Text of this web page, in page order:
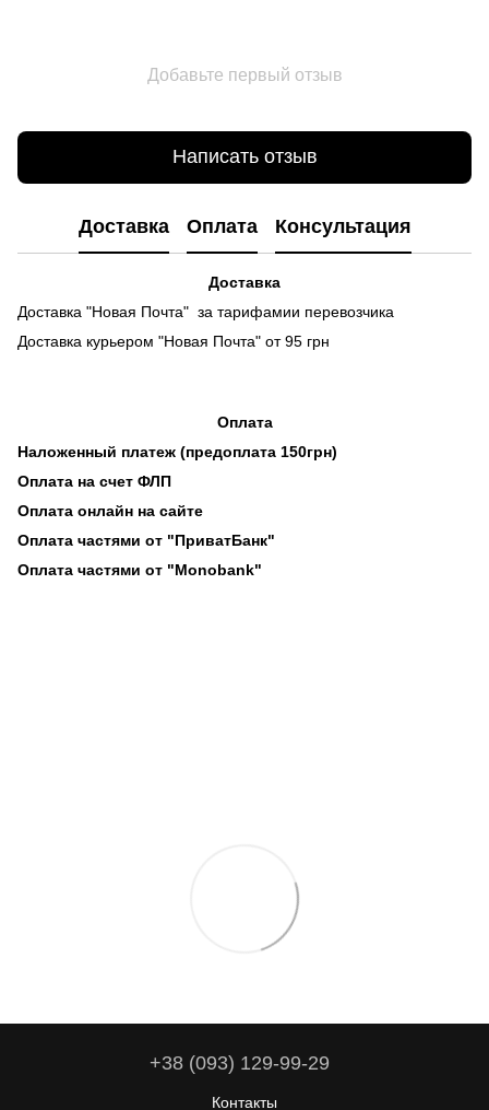
Добавьте первый отзыв
Написать отзыв
Доставка Оплата Консультация
Доставка
Доставка "Новая Почта" за тарифамии перевозчика
Доставка курьером "Новая Почта" от 95 грн
Оплата
Наложенный платеж (предоплата 150грн)
Оплата на счет ФЛП
Оплата онлайн на сайте
Оплата частями от "ПриватБанк"
Оплата частями от "Monobank"
+38 (093) 129-99-29
Контакты